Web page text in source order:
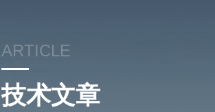
ARTICLE
技术文章